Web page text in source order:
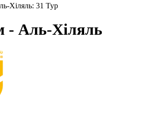
Хіляль: 31 Тур
- Аль-Хіляль